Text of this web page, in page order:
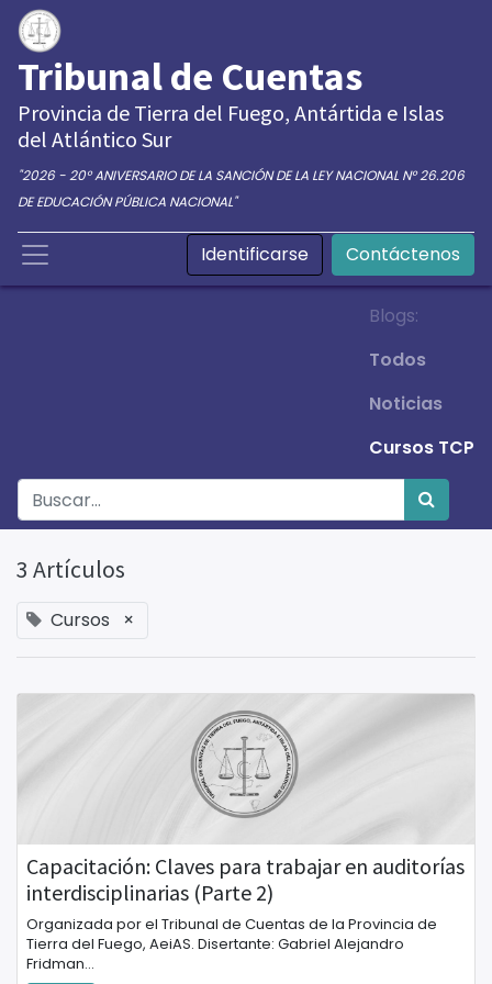
Tribunal de Cuentas
Provincia de Tierra del Fuego, Antártida e Islas
del Atlántico Sur
"2026 - 20° ANIVERSARIO DE LA SANCIÓN DE LA LEY NACIONAL N° 26.206
DE EDUCACIÓN PÚBLICA NACIONAL"
Identificarse Contáctenos
Blogs:
Todos
Noticias
Cursos TCP
3 Artículos
Cursos ×
Capacitación: Claves para trabajar en auditorías
interdisciplinarias (Parte 2)
Organizada por el Tribunal de Cuentas de la Provincia de
Tierra del Fuego, AeiAS. Disertante: Gabriel Alejandro
Fridman...